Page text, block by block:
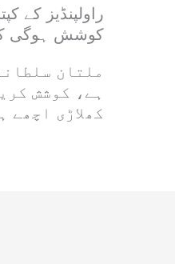
راولپنڈیز کے
کوشش ہوگی
ملتان
ہے، کوشش
کھلاڑی اچھے